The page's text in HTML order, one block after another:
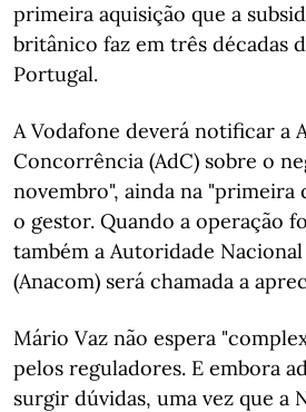
primeira aquisição que a
britânico faz em três décadas
Portugal.
A Vodafone deverá notificar a
Concorrência (AdC) sobre o
novembro", ainda na "primeira
o gestor. Quando a operação
também a Autoridade
(Anacom) será chamada a
Mário Vaz não espera
pelos reguladores. E embora
surgir dúvidas, uma vez que a